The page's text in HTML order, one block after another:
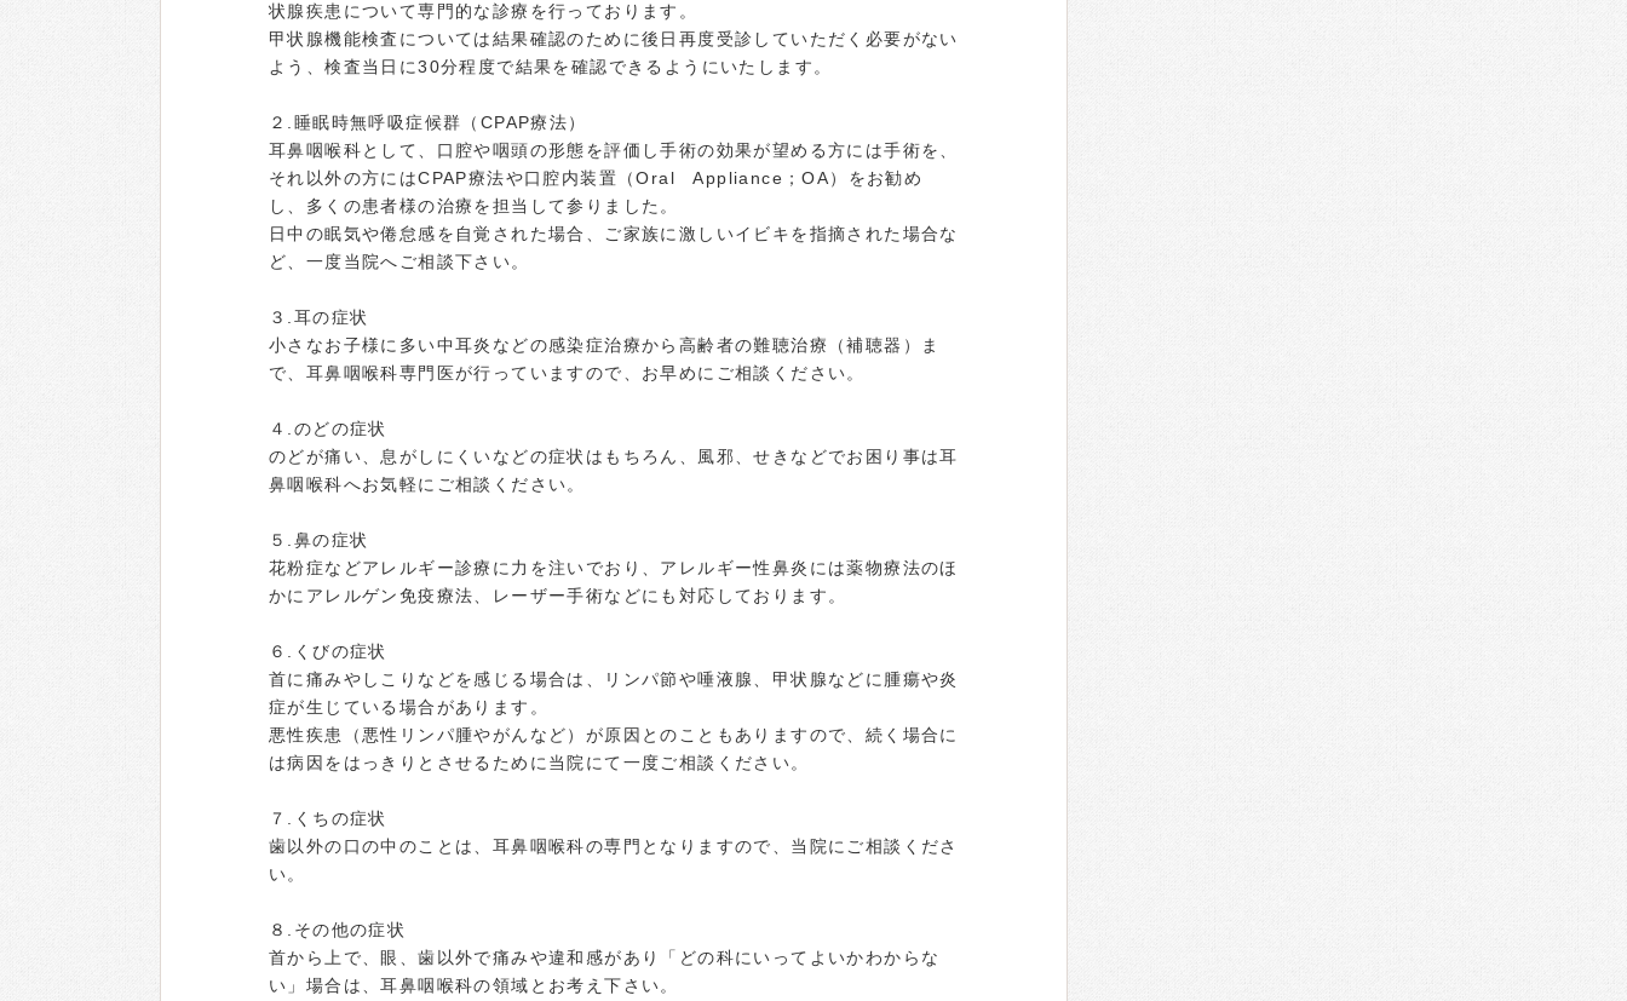
状腺疾患について専門的な診療を行っております。
甲状腺機能検査については結果確認のために後日再度受診していただく必要がない
よう、検査当日に30分程度で結果を確認できるようにいたします。
２.睡眠時無呼吸症候群（CPAP療法）
耳鼻咽喉科として、口腔や咽頭の形態を評価し手術の効果が望める方には手術を、
それ以外の方にはCPAP療法や口腔内装置（Oral Appliance；OA）をお勧め
し、多くの患者様の治療を担当して参りました。
日中の眠気や倦怠感を自覚された場合、ご家族に激しいイビキを指摘された場合な
ど、一度当院へご相談下さい。
３.耳の症状
小さなお子様に多い中耳炎などの感染症治療から高齢者の難聴治療（補聴器）ま
で、耳鼻咽喉科専門医が行っていますので、お早めにご相談ください。
４.のどの症状
のどが痛い、息がしにくいなどの症状はもちろん、風邪、せきなどでお困り事は耳
鼻咽喉科へお気軽にご相談ください。
５.鼻の症状
花粉症などアレルギー診療に力を注いでおり、アレルギー性鼻炎には薬物療法のほ
かにアレルゲン免疫療法、レーザー手術などにも対応しております。
６.くびの症状
首に痛みやしこりなどを感じる場合は、リンパ節や唾液腺、甲状腺などに腫瘍や炎
症が生じている場合があります。
悪性疾患（悪性リンパ腫やがんなど）が原因とのこともありますので、続く場合に
は病因をはっきりとさせるために当院にて一度ご相談ください。
７.くちの症状
歯以外の口の中のことは、耳鼻咽喉科の専門となりますので、当院にご相談くださ
い。
８.その他の症状
首から上で、眼、歯以外で痛みや違和感があり「どの科にいってよいかわからな
い」場合は、耳鼻咽喉科の領域とお考え下さい。